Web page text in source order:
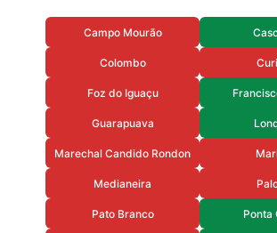
Campo Mourão
Colombo
Foz do Iguaçu
Guarapuava
Marechal Candido Rondon
Medianeira
Pato Branco Ponta